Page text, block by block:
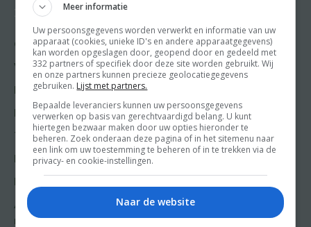
Recepten
Gangen
Voorgerecht
Hoofdgerecht
Nagerecht
Tussengerecht
Lunch recepten
Aziatische en Oosterse
recepten
Friends
Shop
Food & Travel
Kooktips
Win
Meer informatie
Uw persoonsgegevens worden verwerkt en informatie van uw
apparaat (cookies, unieke ID's en andere apparaatgegevens)
kan worden opgeslagen door, geopend door en gedeeld met
332 partners of specifiek door deze site worden gebruikt. Wij
en onze partners kunnen precieze geolocatiegegevens
gebruiken. Lijst met partners.
Bepaalde leveranciers kunnen uw persoonsgegevens
verwerken op basis van gerechtvaardigd belang. U kunt
hiertegen bezwaar maken door uw opties hieronder te
beheren. Zoek onderaan deze pagina of in het sitemenu naar
een link om uw toestemming te beheren of in te trekken via de
privacy- en cookie-instellingen.
Naar de website